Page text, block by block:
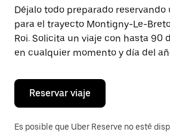
fecha.
Pulsa
el
botón
de
escape
cerrar
calendario.
Déjalo todo preparado reservando
para el trayecto Montigny-Le-
Roi. Solicita un viaje con hasta 90
en cualquier momento y día del
Reservar viaje
Es posible que Uber Reserve no esté